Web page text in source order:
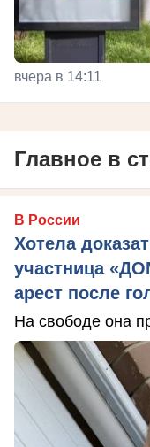
вчера в 14:11
Главное в
В России
Хотела
участница
арест после
На свободе она